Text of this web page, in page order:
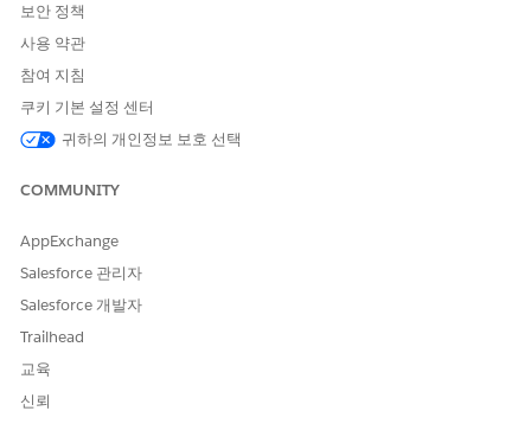
In the edit screen, toggle the "View Product" switch to
false, then toggle it back to true.
Edit the now-accessible "View Price in Catalog" field.
Click [Save].
Knowledge 기사 번호
005385419
보안 정책
사용 약관
참여 지침
쿠키 기본 설정 센터
귀하의 개인정보 보호 선택
COMMUNITY
AppExchange
Salesforce 관리자
Salesforce 개발자
Trailhead
교육
신뢰